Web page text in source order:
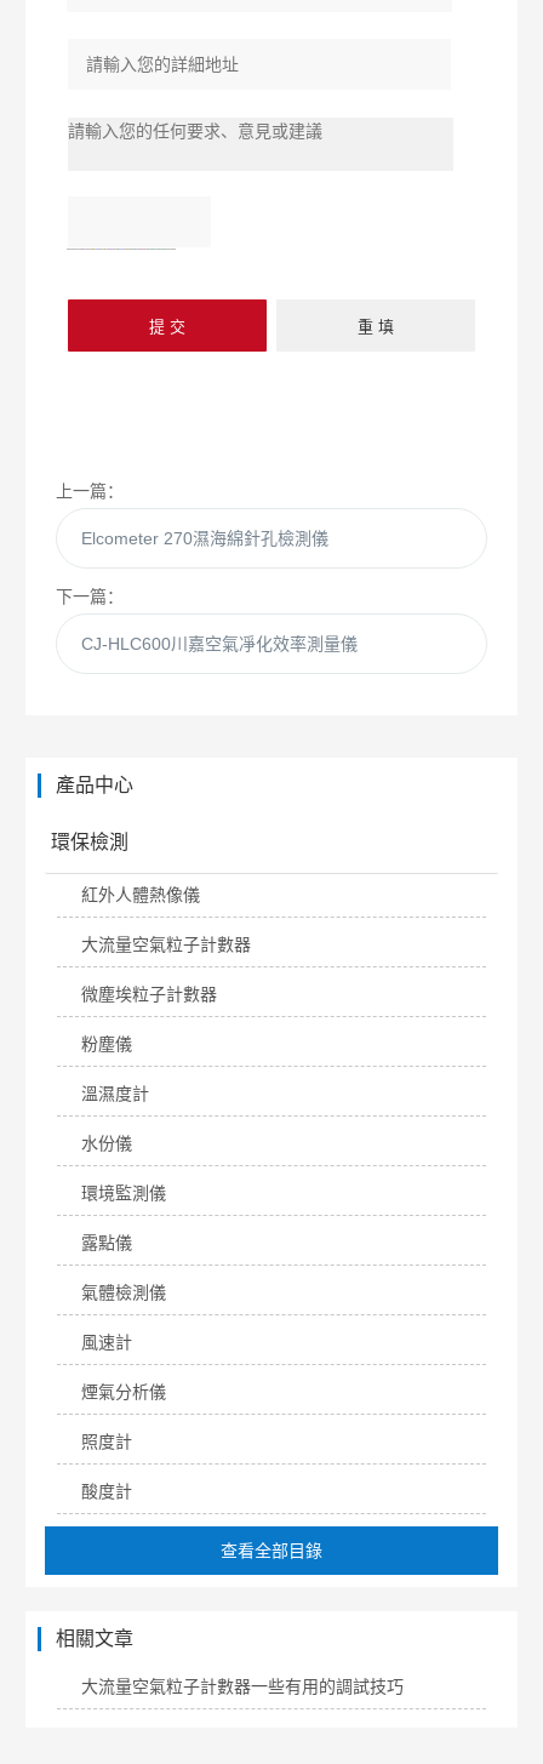
上一篇：
Elcometer 270濕海綿針孔檢測儀
下一篇：
CJ-HLC600川嘉空氣凈化效率測量儀
產品中心
環保檢測
紅外人體熱像儀
大流量空氣粒子計數器
微塵埃粒子計數器
粉塵儀
溫濕度計
水份儀
環境監測儀
露點儀
氣體檢測儀
風速計
煙氣分析儀
照度計
酸度計
查看全部目錄
相關文章
大流量空氣粒子計數器一些有用的調試技巧